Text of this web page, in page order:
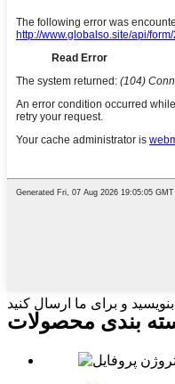
بنویسید و برای ما ارسال کنید
بندی محصولات